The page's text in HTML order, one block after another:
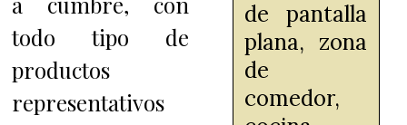
todo tipo de
productos
representativos
de pantalla
plana, zona
de
comedor,